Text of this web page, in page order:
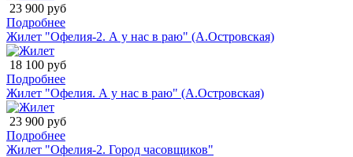
23 900 руб
Подробнее
Жилет "Офелия-2. А у нас в раю" (А.Островская)
18 100 руб
Подробнее
Жилет "Офелия. А у нас в раю" (А.Островская)
23 900 руб
Подробнее
Жилет "Офелия-2. Город часовщиков"